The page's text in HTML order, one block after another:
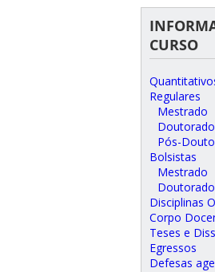
CURSO
Regulares
Mestrado
Doutorado
Pós-
Bolsistas
Mestrado
Doutorado
Disciplinas
Corpo
Teses e
Egressos
Defesas